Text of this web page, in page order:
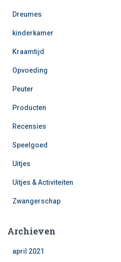
Dreumes
kinderkamer
Kraamtijd
Opvoeding
Peuter
Producten
Recensies
Speelgoed
Uitjes
Uitjes & Activiteiten
Zwangerschap
Archieven
april 2021